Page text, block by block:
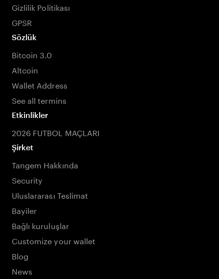
Gizlilik Politikası
GPSR
Sözlük
Bitcoin 3.0
Altcoin
Wallet Address
See all termins
Etkinlikler
2026 FUTBOL MAÇLARI
Şirket
Tangem Hakkında
Security
Uluslararası Teslimat
Bayiler
Bağlı kuruluşlar
Customize your wallet
Blog
News